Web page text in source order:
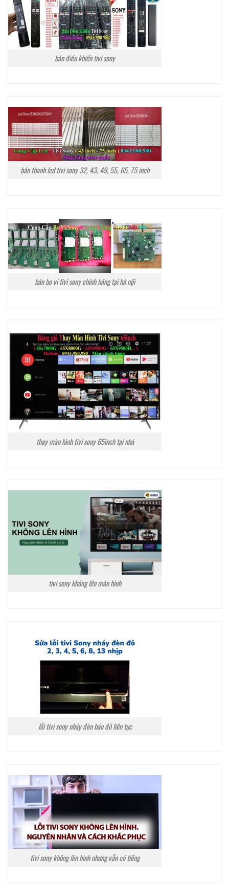
bán điều khiển tivi sony
bán thanh led tivi sony 32, 43, 49, 55, 65, 75 inch
bán bo vỉ tivi sony chính hãng tại hà nội
thay màn hình tivi sony 65inch tại nhà
tivi sony không lên màn hình
lỗi tivi sony nháy đèn báo đỏ liên tục
tivi sony không lên hình nhưng vẫn có tiếng